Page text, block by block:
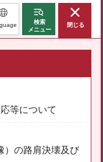
検索
メニュー
閉じる
等について
）の路肩決壊及び